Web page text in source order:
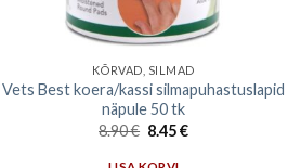
KÕRVAD, SILMAD
Vets Best koera/kassi silmapuhastuslapid
näpule 50 tk
8.90€ 8.45€